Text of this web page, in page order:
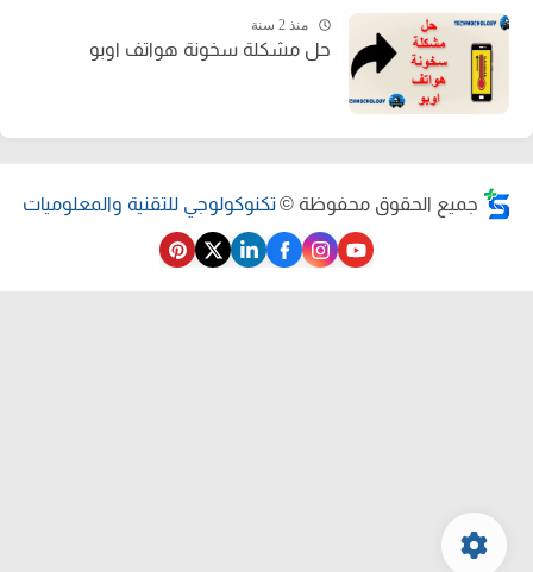
منذ 2 سنة
حل مشكلة سخونة هواتف اوبو
جميع الحقوق محفوظة © تكنوكولوجي للتقنية والمعلوميات